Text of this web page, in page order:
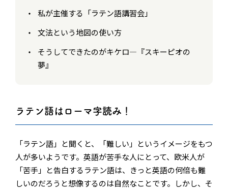
私が主催する「ラテン語講習会」
文法という地図の使い方
そうしてできたのがキケロ―『スキーピオの
夢』
ラテン語はローマ字読み！
「ラテン語」と聞くと、「難しい」というイメージをもつ
人が多いようです。英語が苦手な人にとって、欧米人が
「苦手」と告白するラテン語は、きっと英語の何倍も難
しいのだろうと想像するのは自然なことです。しかし、そ